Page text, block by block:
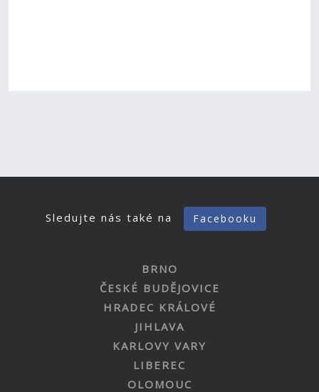
Sledujte nás také na Facebooku
BRNO
ČESKÉ BUDĚJOVICE
HRADEC KRÁLOVÉ
JIHLAVA
KARLOVY VARY
LIBEREC
OLOMOUC